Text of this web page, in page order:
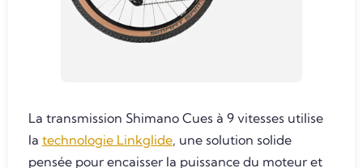
La transmission Shimano Cues à 9 vitesses utilise
la technologie Linkglide, une solution solide
pensée pour encaisser la puissance du moteur et